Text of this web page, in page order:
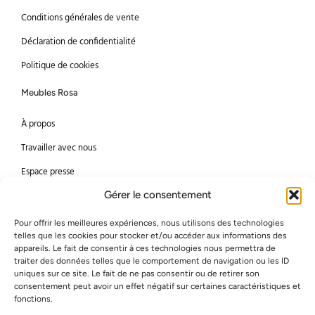
Gérer le consentement
Pour offrir les meilleures expériences, nous utilisons des technologies
telles que les cookies pour stocker et/ou accéder aux informations des
appareils. Le fait de consentir à ces technologies nous permettra de
traiter des données telles que le comportement de navigation ou les ID
uniques sur ce site. Le fait de ne pas consentir ou de retirer son
consentement peut avoir un effet négatif sur certaines caractéristiques et
fonctions.
Conditions générales de vente
Déclaration de confidentialité
Politique de cookies
Meubles Rosa
À propos
Travailler avec nous
Espace presse
Méthodes de paiement
Mastercard
Bancontact
Virement bancaire
Visa
American Express
PayPal